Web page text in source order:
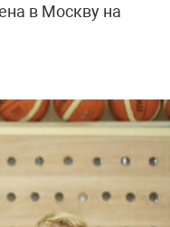
в Москву на